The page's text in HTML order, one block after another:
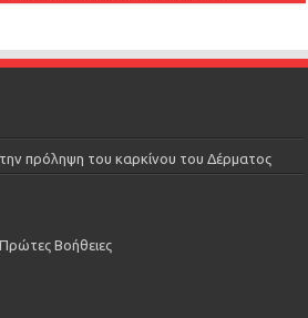
πρόληψη του καρκίνου του Δέρματος
Βοήθειες